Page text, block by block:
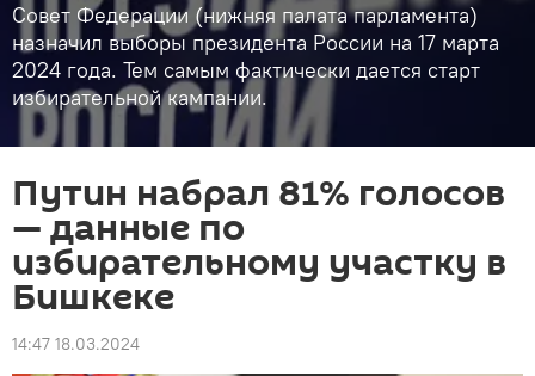
Совет Федерации (нижняя палата парламента)
назначил выборы президента России на 17 марта
2024 года. Тем самым фактически дается старт
избирательной кампании.
Путин набрал 81% голосов
— данные по
избирательному участку в
Бишкеке
14:47 18.03.2024